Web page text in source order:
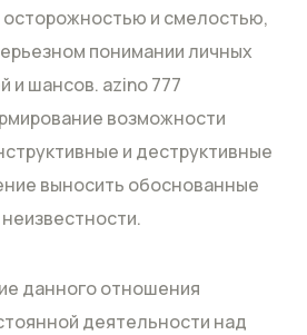
и смелостью,
понимании личных
и шансов. azino 777
возможности
и деструктивные
выносить обоснованные
данного отношения
деятельности над